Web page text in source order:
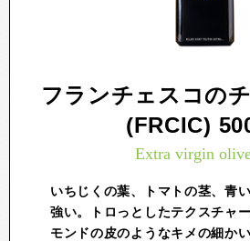
フランチェスコの
(FRCIC)
Extra virgin
いちじくの葉、トマトの茎、青
強い。トロっとしたテクスチャ
モンドの皮のようなキメの細か